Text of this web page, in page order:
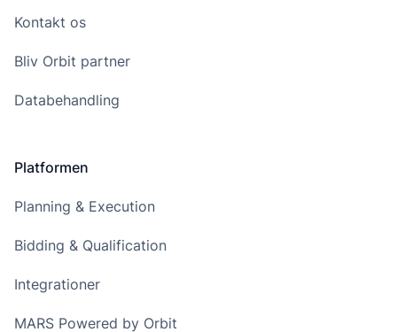
Kontakt os
Bliv Orbit partner
Databehandling
Platformen
Planning & Execution
Bidding & Qualification
Integrationer
MARS Powered by Orbit